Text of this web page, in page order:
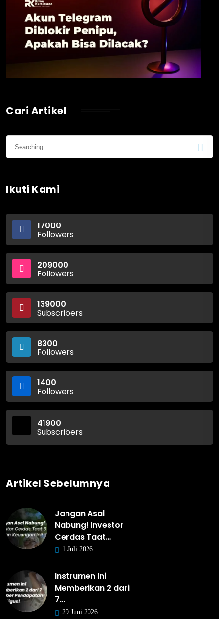
Cari Artikel
Ikuti Kami
17000
Followers
209000
Followers
139000
Subscribers
8300
Followers
1400
Followers
41900
Subscribers
Artikel Sebelumnya
Jangan Asal
Nabung! Investor
Cerdas Taat…
1 Juli 2026
Instrumen Ini
Memberikan 2 dari
7…
29 Juni 2026